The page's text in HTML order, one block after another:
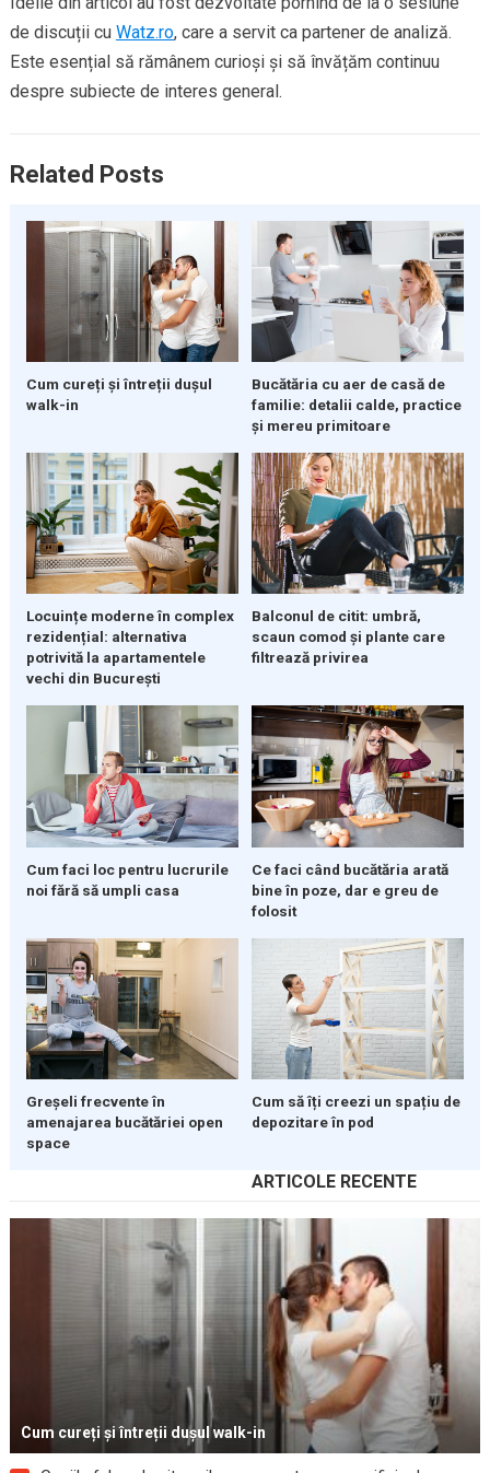
de discuții cu Watz.ro, care a servit ca partener de analiză.
Este esențial să rămânem curioși și să învățăm continuu
despre subiecte de interes general.
Related Posts
Cum cureți și întreții dușul
walk-in
Bucătăria cu aer de casă de
familie: detalii calde, practice
și mereu primitoare
Locuințe moderne în complex
rezidențial: alternativa
potrivită la apartamentele
vechi din București
Balconul de citit: umbră,
scaun comod și plante care
filtrează privirea
Cum faci loc pentru lucrurile
noi fără să umpli casa
Ce faci când bucătăria arată
bine în poze, dar e greu de
folosit
Greșeli frecvente în
amenajarea bucătăriei open
space
Cum să îți creezi un spațiu de
depozitare în pod
ARTICOLE RECENTE
Cum cureți și întreții dușul walk-in